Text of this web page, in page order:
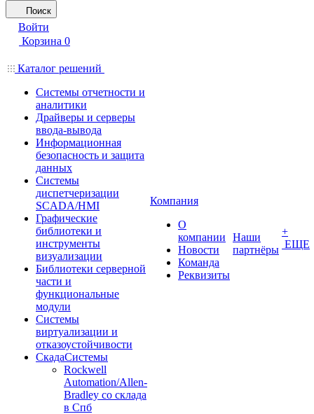
Поиск
Войти
Корзина 0
Каталог решений
Системы отчетности и
аналитики
Драйверы и серверы
ввода-вывода
Информационная
безопасность и защита
данных
Системы
диспетчеризации
SCADA/HMI
Графические
библиотеки и
инструменты
визуализации
Библиотеки серверной
части и
функциональные
модули
Системы
виртуализации и
отказоустойчивости
СкадаСистемы
Rockwell
Automation/Allen-
Bradley со склада
в Спб
Компания
О
компании
Новости
Команда
Реквизиты
Наши
партнёры
+
ЕЩЕ